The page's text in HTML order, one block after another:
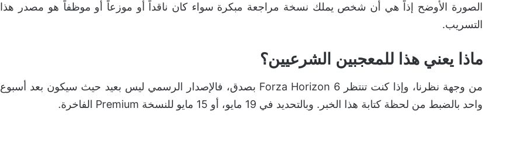
الصورة الأوضح إذاً هي أن شخص يملك نسخة مراجعة مبكرة سواء كان ناقداً أو موزعاً أو موظفاً هو مصدر هذا
التسريب.
ماذا يعني هذا للمعجبين الشرعيين؟
من وجهة نظرنا، وإذا كنت تنتظر Forza Horizon 6 بصدق، فالإصدار الرسمي ليس بعيد حيث سيكون بعد أسبوع
واحد بالضبط من لحظة كتابة هذا الخبر. وبالتحديد في 19 مايو، أو 15 مايو للنسخة Premium الفاخرة.